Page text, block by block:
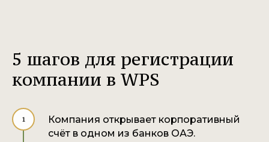
5 шагов для регистрации
компании в WPS
Компания открывает корпоративный
счёт в одном из банков ОАЭ.